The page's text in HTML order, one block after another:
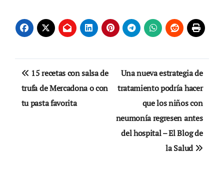
Navegación
de
entradas
15 recetas con salsa de
trufa de Mercadona o con
tu pasta favorita
Una nueva estrategia de
tratamiento podría hacer
que los niños con
neumonía regresen antes
del hospital – El Blog de
la Salud